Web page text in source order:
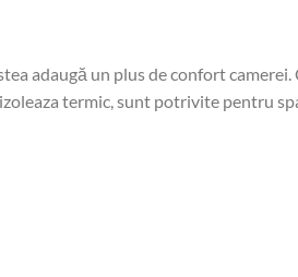
adaugă un plus de confort camerei.
termic, sunt potrivite pentru